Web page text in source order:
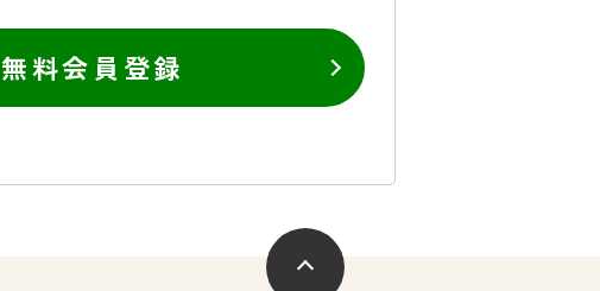
無料会員登録